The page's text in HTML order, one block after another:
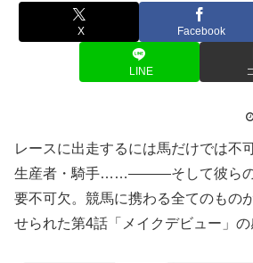
X Facebook
LINE
レースに出走するには馬だけでは不
生産者・騎手……―――そして彼らの
要不可欠。競馬に携わる全てのもの
せられた第4話「メイクデビュー」の